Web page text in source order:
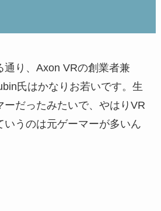
通り、Axon VRの創業者兼
氏はかなりお若いです。生
ーだったみたいで、やはりVR
いうのは元ゲーマーが多いん